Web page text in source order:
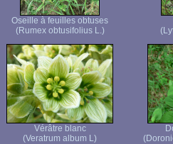
Oseille à feuilles obtuses
(Rumex obtusifolius L.)
Vérâtre blanc
(Veratrum album L)